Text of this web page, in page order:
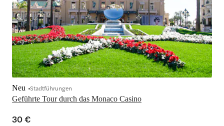
Geführte Tour durch das Monaco Casino
Neu Stadtführungen
30 €